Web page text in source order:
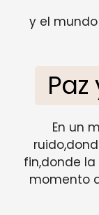
y el
En un
fin,donde
momento